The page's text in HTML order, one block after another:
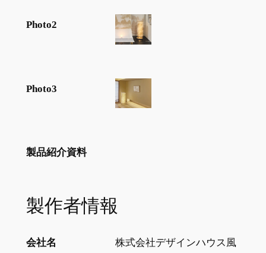
Photo2
Photo3
製品紹介資料
製作者情報
会社名 株式会社デザインハウス風